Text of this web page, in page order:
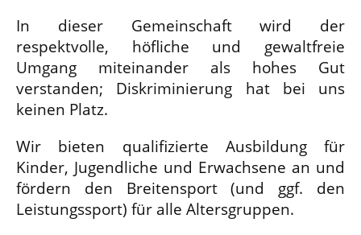
In dieser Gemeinschaft wird der
respektvolle, höfliche und gewaltfreie
Umgang miteinander als hohes Gut
verstanden; Diskriminierung hat bei uns
keinen Platz.
Wir bieten qualifizierte Ausbildung für
Kinder, Jugendliche und Erwachsene an und
fördern den Breitensport (und ggf. den
Leistungssport) für alle Altersgruppen.